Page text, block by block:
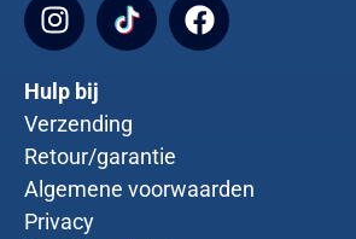
Hulp bij
Verzending
Retour/garantie
Algemene voorwaarden
Privacy